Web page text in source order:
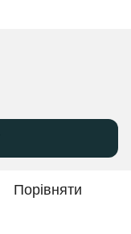
Порівняти